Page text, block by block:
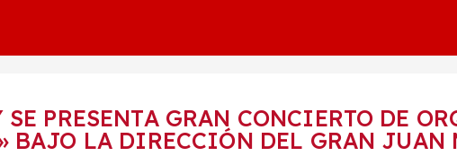
PRESENTA GRAN CONCIERTO DE
BAJO LA DIRECCIÓN DEL GRAN JUAN